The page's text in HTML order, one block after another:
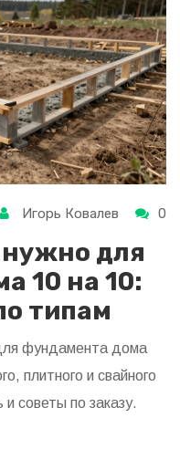
Игорь Ковалев 0
для
10 на 10:
типам
фундамента дома
плитного и свайного
советы по заказу.